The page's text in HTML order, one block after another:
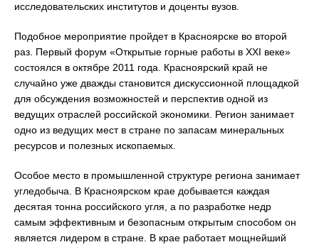
исследовательских институтов и доценты вузов.
Подобное мероприятие пройдет в Красноярске во второй
раз. Первый форум «Открытые горные работы в ХХI веке»
состоялся в октябре 2011 года. Красноярский край не
случайно уже дважды становится дискуссионной площадкой
для обсуждения возможностей и перспектив одной из
ведущих отраслей российской экономики. Регион занимает
одно из ведущих мест в стране по запасам минеральных
ресурсов и полезных ископаемых.
Особое место в промышленной структуре региона занимает
угледобыча. В Красноярском крае добывается каждая
десятая тонна российского угля, а по разработке недр
самым эффективным и безопасным открытым способом он
является лидером в стране. В крае работает мощнейший